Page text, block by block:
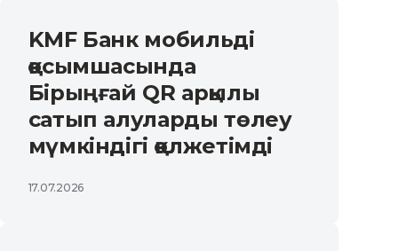
KMF Банк мобильді
қосымшасында
Бірыңғай QR арқылы
сатып алуларды төлеу
мүмкіндігі қолжетімді
17.07.2026